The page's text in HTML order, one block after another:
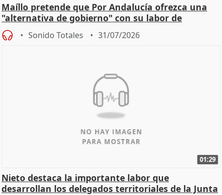
Maíllo pretende que Por Andalucía ofrezca una
"alternativa de gobierno" con su labor de
oposición
Sonido Totales 31/07/2026
01:29
Nieto destaca la importante labor que
desarrollan los delegados territoriales de la Junta